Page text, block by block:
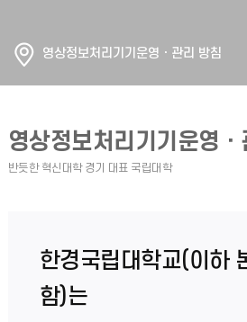
영상정보처리기기운영ㆍ관리 방침
영상정보처리기기운영ㆍ
한경국립대학교(이하
함)는